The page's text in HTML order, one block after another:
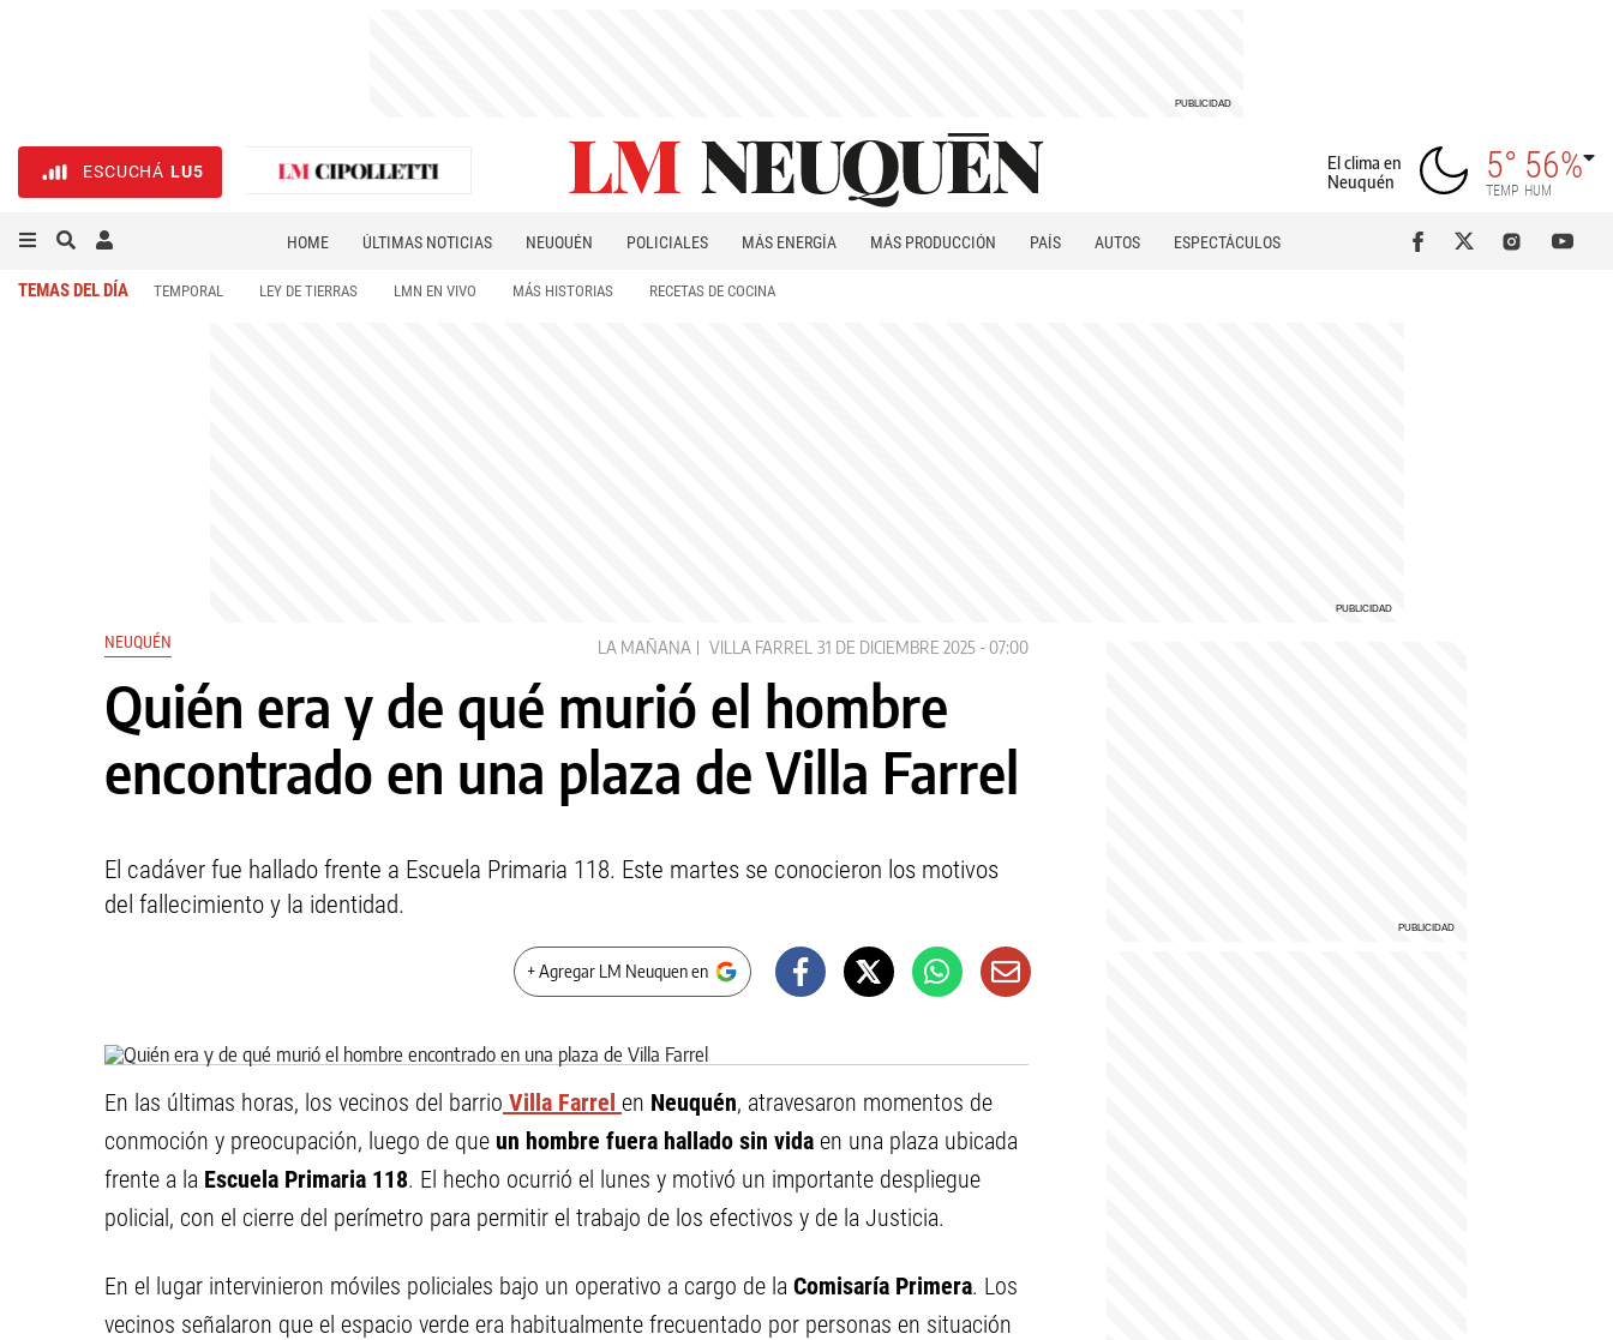
ESCUCHÁ LU5
El clima en
Neuquén
5°
TEMP
56%
HUM
HOME ÚLTIMAS NOTICIAS NEUQUÉN POLICIALES MÁS ENERGÍA MÁS PRODUCCIÓN PAÍS AUTOS
ESPECTÁCULOS
TEMAS DEL DÍA TEMPORAL LEY DE TIERRAS LMN EN VIVO MÁS HISTORIAS RECETAS DE COCINA
NEUQUÉN LA MAÑANA VILLA FARREL 31 DE DICIEMBRE 2025 - 07:00
Quién era y de qué murió el hombre
encontrado en una plaza de Villa Farrel
El cadáver fue hallado frente a Escuela Primaria 118. Este martes se conocieron los motivos
del fallecimiento y la identidad.
+ Agregar LM Neuquen en
En las últimas horas, los vecinos del barrio Villa Farrel en Neuquén, atravesaron momentos de
conmoción y preocupación, luego de que un hombre fuera hallado sin vida en una plaza ubicada
frente a la Escuela Primaria 118. El hecho ocurrió el lunes y motivó un importante despliegue
policial, con el cierre del perímetro para permitir el trabajo de los efectivos y de la Justicia.
En el lugar intervinieron móviles policiales bajo un operativo a cargo de la Comisaría Primera. Los
vecinos señalaron que el espacio verde era habitualmente frecuentado por personas en situación